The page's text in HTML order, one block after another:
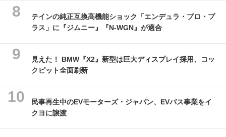
テインの純正互換高機能ショック「エンデュラ・プロ・プ
ラス」に『ジムニー』『N-WGN』が適合
見えた！ BMW『X2』新型は巨大ディスプレイ採用、コッ
クピット全面刷新
民事再生中のEVモーターズ・ジャパン、EVバス事業をイ
クヨに譲渡